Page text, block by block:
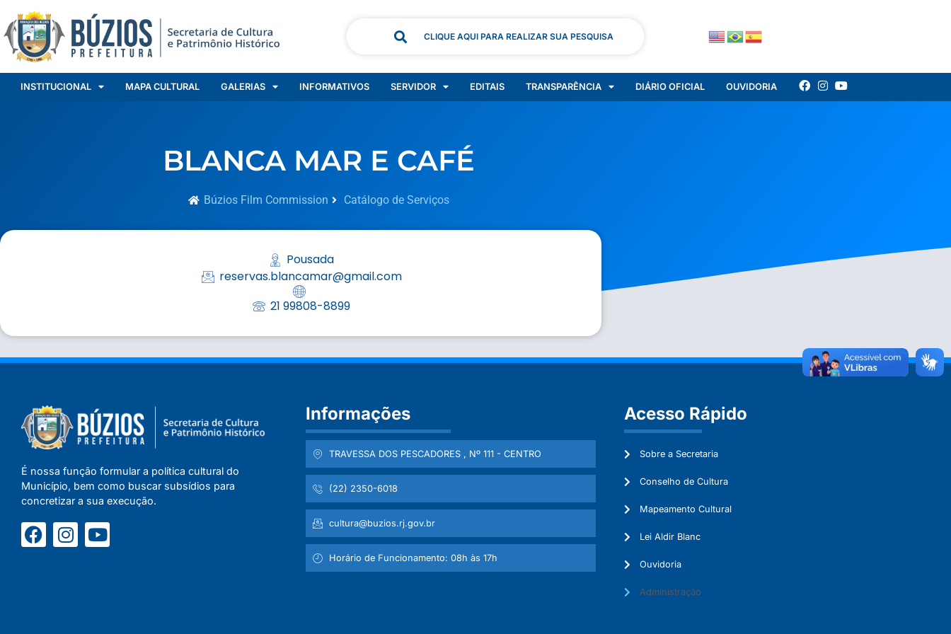
CLIQUE AQUI PARA REALIZAR SUA PESQUISA
INSTITUCIONAL MAPA CULTURAL GALERIAS INFORMATIVOS SERVIDOR EDITAIS TRANSPARÊNCIA DIÁRIO OFICIAL OUVIDORIA
BLANCA MAR E CAFÉ
Búzios Film Commission Catálogo de Serviços
Pousada
reservas.blancamar@gmail.com
21 99808-8899
É nossa função formular a política cultural do
Município, bem como buscar subsídios para
concretizar a sua execução.
Informações
TRAVESSA DOS PESCADORES , Nº 111 - CENTRO
(22) 2350-6018
cultura@buzios.rj.gov.br
Horário de Funcionamento: 08h às 17h
Acesso Rápido
Sobre a Secretaria
Conselho de Cultura
Mapeamento Cultural
Lei Aldir Blanc
Ouvidoria
Administração